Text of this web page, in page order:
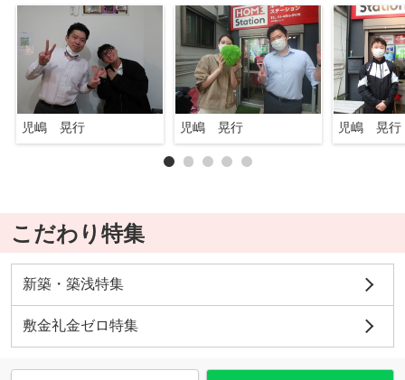
児嶋 晃行 児嶋 晃行 児嶋 晃行
こだわり特集
新築・築浅特集
敷金礼金ゼロ特集